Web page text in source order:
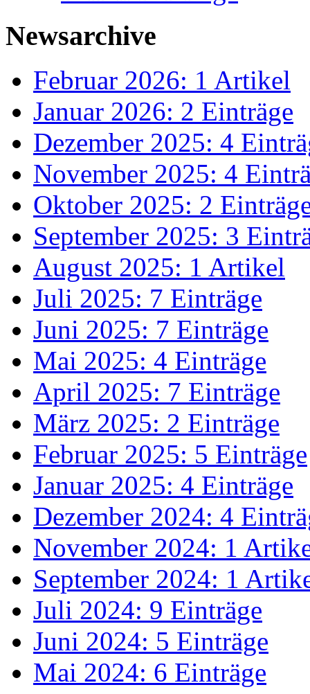
Newsarchive
Februar 2026: 1 Artikel
Januar 2026: 2 Einträge
Dezember 2025: 4
November 2025: 4
Oktober 2025: 2
September 2025: 3
August 2025: 1 Artikel
Juli 2025: 7 Einträge
Juni 2025: 7 Einträge
Mai 2025: 4 Einträge
April 2025: 7 Einträge
März 2025: 2 Einträge
Februar 2025: 5 Einträge
Januar 2025: 4 Einträge
Dezember 2024: 4
November 2024: 1
September 2024: 1
Juli 2024: 9 Einträge
Juni 2024: 5 Einträge
Mai 2024: 6 Einträge